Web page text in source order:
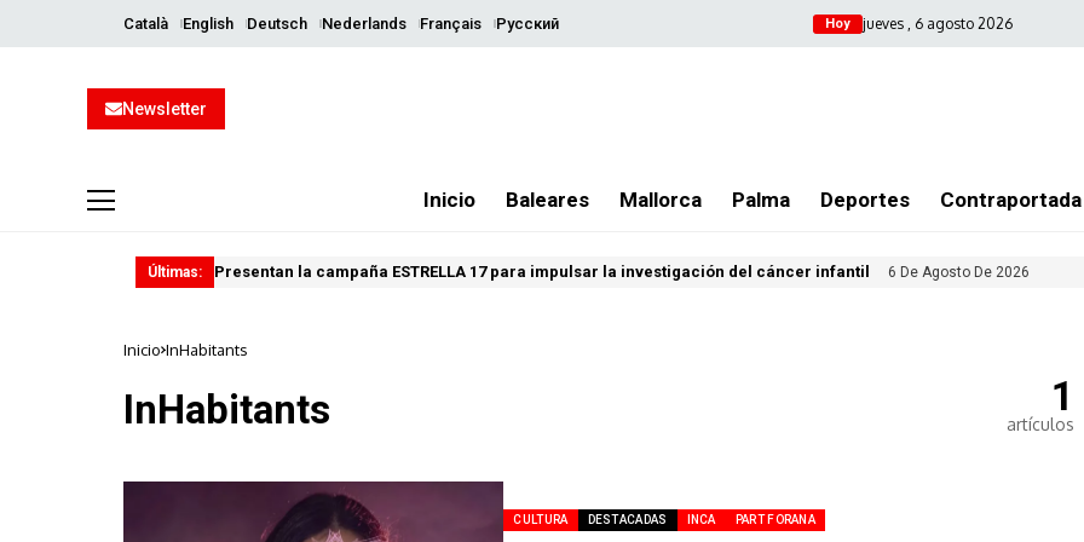
Català English Deutsch Nederlands Français Русский Hoy jueves , 6 agosto 2026
Newsletter
Inicio Baleares Mallorca Palma Deportes Contraportada
Últimas: Presentan la campaña ESTRELLA 17 para impulsar la investigación del cáncer infantil 6 De Agosto De 2026
Inicio InHabitants
InHabitants 1
artículos
CULTURA DESTACADAS INCA PART FORANA